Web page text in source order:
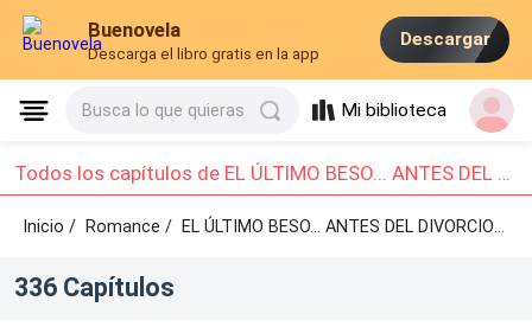
Buenovela
Descarga el libro gratis en la app
Descargar
Busca lo que quieras Mi biblioteca
Todos los capítulos de EL ÚLTIMO BESO... ANTES DEL DIVORCIO: Capítulo 1 - Capítulo 10
Inicio / Romance/EL ÚLTIMO BESO... ANTES DEL DIVORCIO /
336 Capítulos